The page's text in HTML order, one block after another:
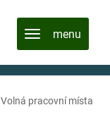
Volná pracovní místa